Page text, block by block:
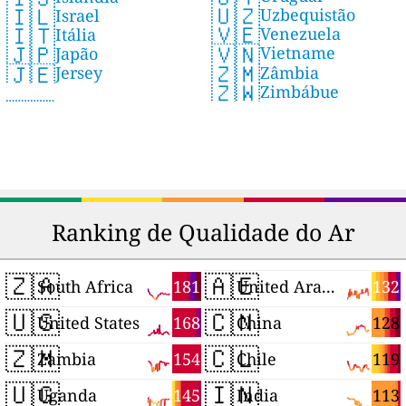
🇮🇱Israel
🇮🇹Itália
🇯🇵Japão
🇯🇪Jersey
🇺🇿Uzbequistão
🇻🇪Venezuela
🇻🇳Vietname
🇿🇲Zâmbia
🇿🇼Zimbábue
Ranking de Qualidade do Ar
🇿🇦 181
South Africa
🇺🇸 168
United States
🇿🇲 154
Zambia
🇺🇬 145
Uganda
🇦🇪 132
United Arab Emirates
🇨🇳 128
China
🇨🇱 119
Chile
🇮🇳 113
India